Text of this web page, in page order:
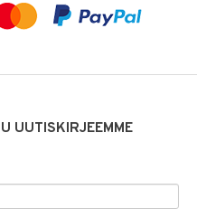
UUTISKIRJEEMME